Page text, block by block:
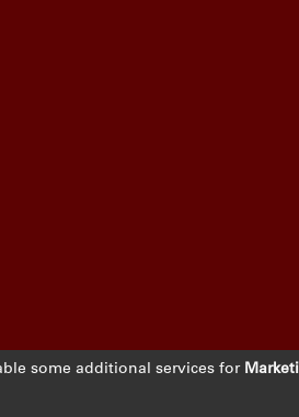
some additional services for